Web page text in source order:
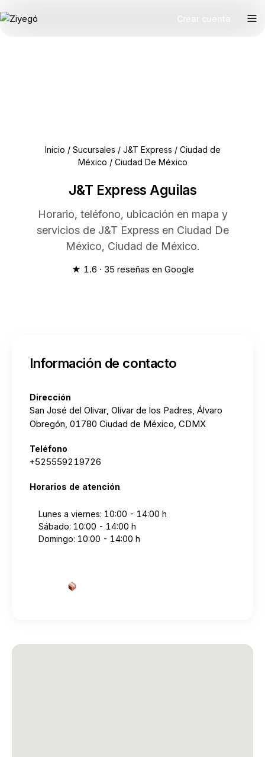
Inicio / Sucursales / J&T Express / Ciudad de
México / Ciudad De México
J&T Express Aguilas
Horario, teléfono, ubicación en mapa y
servicios de J&T Express en Ciudad De
México, Ciudad de México.
★ 1.6 · 35 reseñas en Google
Información de contacto
Dirección
San José del Olivar, Olivar de los Padres, Álvaro
Obregón, 01780 Ciudad de México, CDMX
Teléfono
+525559219726
Horarios de atención
Lunes a viernes: 10:00 - 14:00 h
Sábado: 10:00 - 14:00 h
Domingo: 10:00 - 14:00 h